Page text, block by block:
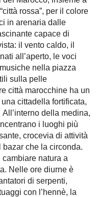
rossa”, per il colore
in arenaria dalle
capace di
il vento caldo, il
all’aperto, le voci
nella piazza
sulla pelle
città marocchine ha un
cittadella fortificata,
della medina,
i luoghi più
crocevia di attività
che la circonda.
natura a
Nelle ore diurne è
di serpenti,
con l’hennè, la